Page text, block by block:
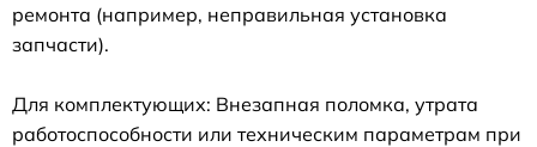
ремонта (например, неправильная установка
запчасти).
Для комплектующих: Внезапная поломка, утрата
работоспособности или техническим параметрам при